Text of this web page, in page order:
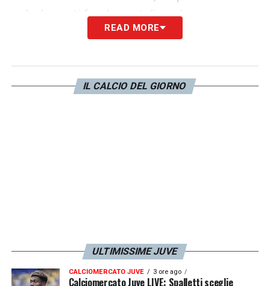
gol, elementi fondamentali per la sua
La Juventus Next Gen
strategica, quella di formare giocatori
pronti a imporsi nel calcio professionistico.
READ MORE
IL CALCIO DEL GIORNO
ULTIMISSIME JUVE
CALCIOMERCATO JUVE 3 ore ago
Calciomercato Juve LIVE: Spalletti sceglie